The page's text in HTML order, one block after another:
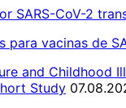
SARS-CoV-2
para vacinas de
and Childhood
Study